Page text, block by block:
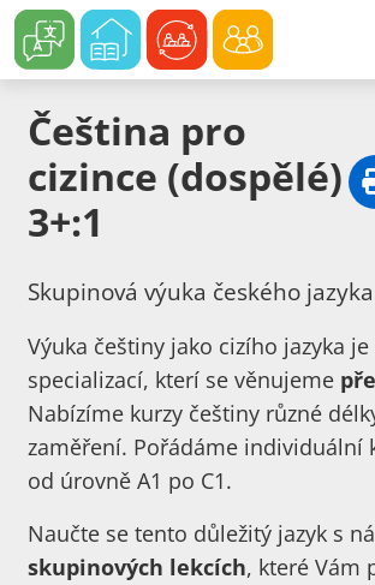
Čeština pro
cizince (dospělé)
3+:1
Skupinová výuka českého
Výuka češtiny jako cizího jazyka
specializací, kterí se věnujeme
Nabízíme kurzy češtiny různé
zaměření. Pořádáme individuální
od úrovně A1 po C1.
Naučte se tento důležitý jazyk s
skupinových lekcích, které Vám